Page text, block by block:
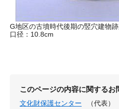
G地区の古墳時代後期の竪穴建物跡
口径：10.8cm
このページの内容に関するお
文化財保護センター
（代表）